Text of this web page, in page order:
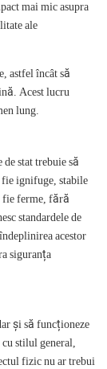
mai mic asupra
ale
astfel încât să
Acest lucru
lung.
stat trebuie să
ignifuge, stabile
fie ferme, fără
standardele de
acestor
siguranța
și să funcționeze
stilul general,
fizic nu ar trebui